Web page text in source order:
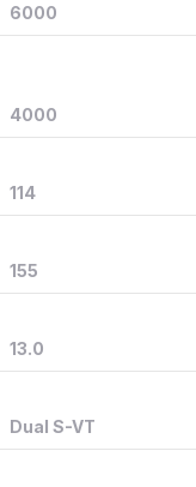
6000
4000
114
155
13.0
Dual S-VT